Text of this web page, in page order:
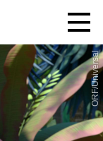
ORF/Universal